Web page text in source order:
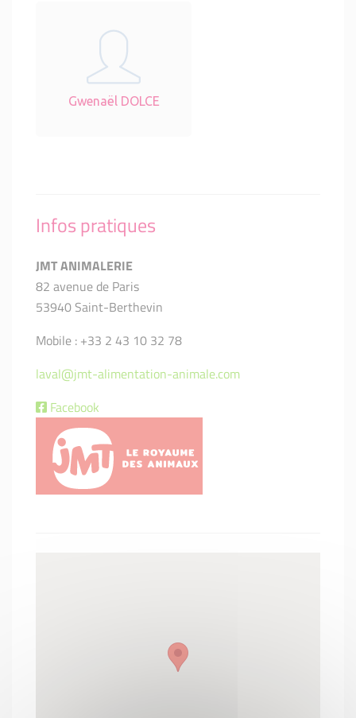
Gwenaël DOLCE
Infos pratiques
JMT ANIMALERIE
82 avenue de Paris
53940 Saint-Berthevin
Mobile : +33 2 43 10 32 78
laval@jmt-alimentation-animale.com
Facebook